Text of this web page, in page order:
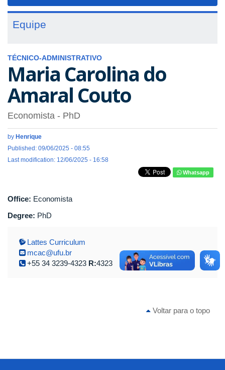
Equipe
TÉCNICO-ADMINISTRATIVO
Maria Carolina do
Amaral Couto
Economista - PhD
by Henrique
Published: 09/06/2025 - 08:55
Last modification: 12/06/2025 - 16:58
Whatsapp
Office: Economista
Degree: PhD
Lattes Curriculum
mcac@ufu.br
+55 34 3239-4323 R:4323
Voltar para o topo